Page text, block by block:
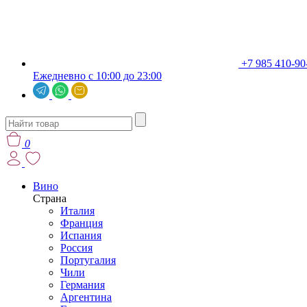
+7 985 410-
Ежедневно с 10:00 до 23:00
0
Вино
Страна
Италия
Франция
Испания
Россия
Португалия
Чили
Германия
Аргентина